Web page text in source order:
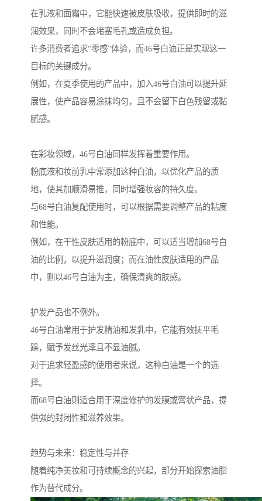
在乳液和面霜中，它能快速被皮肤吸收，提供即时的滋
润效果，同时不会堵塞毛孔或造成负担。
许多消费者追求“零感”体验，而46号白油正是实现这一
目标的关键成分。
例如，在夏季使用的产品中，加入46号白油可以提升延
展性，使产品容易涂抹均匀，且不会留下白色残留或黏
腻感。
在彩妆领域，46号白油同样发挥着重要作用。
粉底液和妆前乳中常添加这种白油，以优化产品的质
地，使其加顺滑易推，同时增强妆容的持久度。
与68号白油复配使用时，可以根据需要调整产品的粘度
和性能。
例如，在干性皮肤适用的粉底中，可以适当增加68号白
油的比例，以提升滋润度；而在油性皮肤适用的产品
中，则以46号白油为主，确保清爽的肤感。
护发产品也不例外。
46号白油常用于护发精油和发乳中，它能有效抚平毛
躁，赋予发丝光泽且不显油腻。
对于追求轻盈感的使用者来说，这种白油是一个的选
择。
而68号白油则适合用于深度修护的发膜或膏状产品，提
供强的封闭性和滋养效果。
趋势与未来：稳定性与并存
随着纯净美妆和可持续概念的兴起，部分开始探索油脂
作为替代成分。